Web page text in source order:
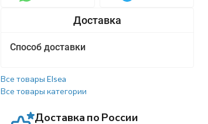
Способ доставки
Все товары Elsea
Все товары категории
Доставка по России